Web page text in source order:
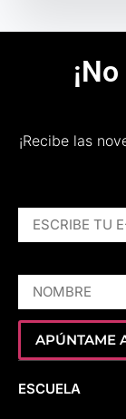
¡Recibe las
APÚNTAME
ESCUELA